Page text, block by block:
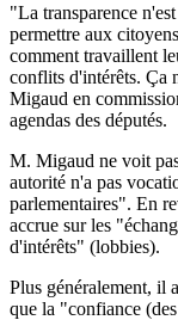
"La transparence
permettre aux
comment travaillent
conflits d'intérêts. Ça
Migaud en
agendas des députés.
M. Migaud ne voit
autorité n'a pas
parlementaires". En
accrue sur les
d'intérêts" (lobbies).
Plus généralement, il
que la "confiance